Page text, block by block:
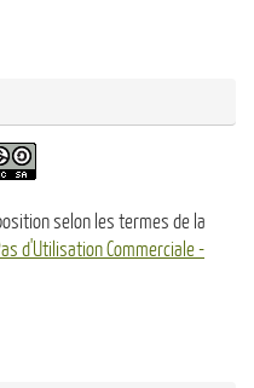
selon les termes de la
d'Utilisation Commerciale -